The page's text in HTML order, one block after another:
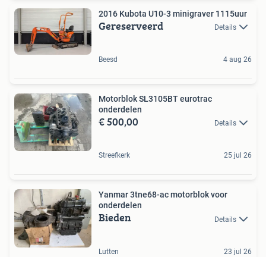
2016 Kubota U10-3 minigraver 1115uur
Gereserveerd Details
Beesd 4 aug 26
Motorblok SL3105BT eurotrac
onderdelen
€ 500,00 Details
Streefkerk 25 jul 26
Yanmar 3tne68-ac motorblok voor
onderdelen
Bieden Details
Lutten 23 jul 26